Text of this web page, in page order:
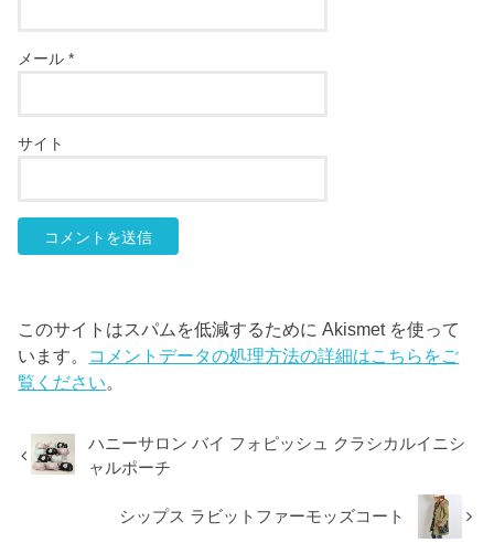
メール*
サイト
このサイトはスパムを低減するために Akismet を使って
います。 コメントデータの処理方法の詳細はこちらをご
覧ください。
ハニーサロン バイ フォピッシュ クラシカルイニシ
ャルポーチ
シップス ラビットファーモッズコート